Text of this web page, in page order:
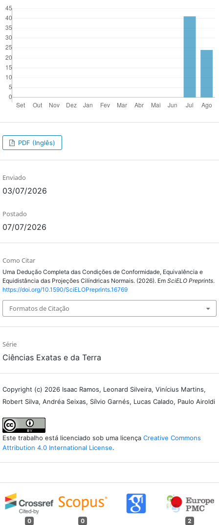
PDF (Inglês)
Enviado
03/07/2026
Postado
07/07/2026
Como Citar
Uma Dedução Completa das Condições de Conformidade, Equivalência e
Equidistância das Projeções Cilíndricas Normais. (2026). Em SciELO Preprints.
https://doi.org/10.1590/SciELOPreprints.16769
Formatos de Citação
Série
Ciências Exatas e da Terra
Copyright (c) 2026 Isaac Ramos, Leonard Silveira, Vinícius Martins,
Robert Silva, Andréa Seixas, Sílvio Garnés, Lucas Calado, Paulo Airoldi
Este trabalho está licenciado sob uma licença Creative Commons
Attribution 4.0 International License.
0 0 2